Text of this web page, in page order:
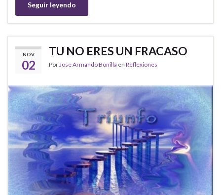
Seguir leyendo
NOV
02
TU NO ERES UN FRACASO
PorJose Armando Bonilla en Reflexiones